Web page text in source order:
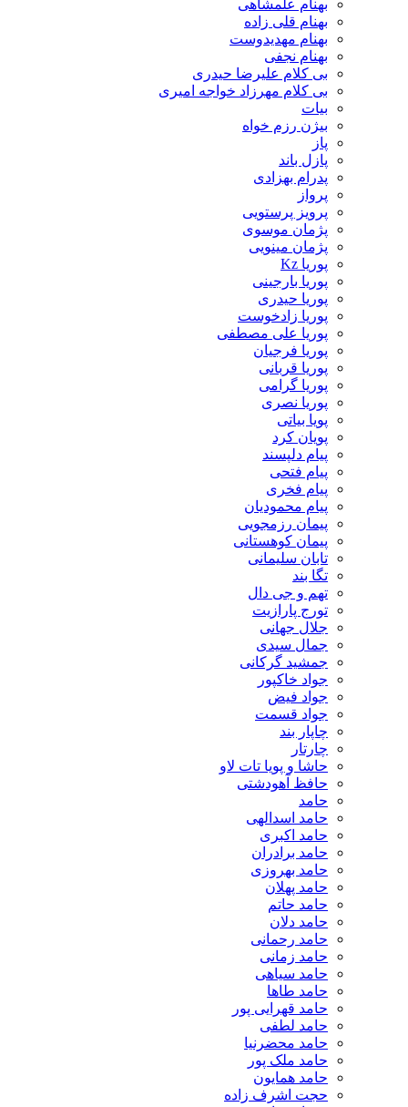
بهنام علمشاهی
بهنام قلی زاده
بهنام مهدیدوست
بهنام نجفی
بی کلام علیرضا حیدری
بی کلام مهرزاد خواجه امیری
بیات
بیژن رزم خواه
پاز
پازل باند
پدرام بهزادی
پرواز
پرویز پرستویی
پژمان موسوی
پژمان مینویی
پوریا Kz
پوریا بارجینی
پوریا حیدری
پوریا زادخوست
پوریا علی مصطفی
پوریا فرجیان
پوریا قربانی
پوریا گرامی
پوریا نصری
پویا بیاتی
پویان کرد
پیام دلپسند
پیام فتحی
پیام فخری
پیام محمودیان
پیمان رزمجویی
پیمان کوهستانی
تابان سلیمانی
تگا بند
تهم و جی دال
تورج پارازیت
جلال جهانی
جمال سیدی
جمشید گرکانی
جواد خاکپور
جواد فیض
جواد قسمت
چاپار بند
چارتار
حاشا و پویا تات لاو
حافظ آهودشتی
حامد
حامد اسدالهی
حامد اکبری
حامد برادران
حامد بهروزی
حامد پهلان
حامد حاتم
حامد دلان
حامد رحمانی
حامد زمانی
حامد سیاهی
حامد طاها
حامد قهرایی پور
حامد لطفی
حامد محضرنیا
حامد ملک پور
حامد همایون
حجت اشرف زاده